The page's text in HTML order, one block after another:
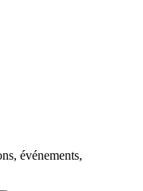
événements,